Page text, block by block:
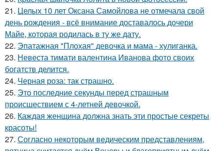
21. Целых 10 лет Оксана Самойлова не отмечала свой
день рождения - всё внимание доставалось дочери
Майе, которая родилась в ту же дату.
22. Эпатажная "Плохая" девочка и мама - хулиганка.
23. Невеста тимати валентина Иванова фото своих
богатств делится.
24. Черная роза: так страшно.
25. Это последние секунды перед страшным
происшествием с 4-летней девочкой.
26. Каждая женщина должна знать эти простые секреты
красоты!
27. Согласно некоторым ведическим представлениям,